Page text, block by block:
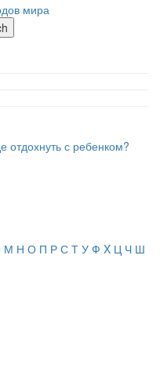
отдохнуть с ребенком?
М Н О П Р С Т У Ф X Ц Ч Ш